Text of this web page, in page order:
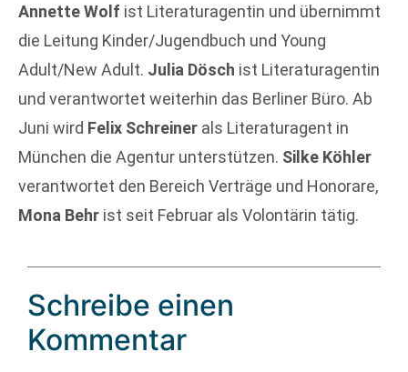
Annette Wolf ist Literaturagentin und übernimmt
die Leitung Kinder/Jugendbuch und Young
Adult/New Adult. Julia Dösch ist Literaturagentin
und verantwortet weiterhin das Berliner Büro. Ab
Juni wird Felix Schreiner als Literaturagent in
München die Agentur unterstützen. Silke Köhler
verantwortet den Bereich Verträge und Honorare,
Mona Behr ist seit Februar als Volontärin tätig.
Schreibe einen
Kommentar